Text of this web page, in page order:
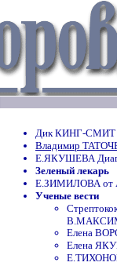
Дик КИНГ-СМИТ
Владимир
Е.ЯКУШЕВА
Зеленый лекарь
Е.ЗИМИЛОВА от
Ученые вести
Елена
Елена